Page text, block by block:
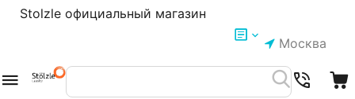
Stolzle официальный магазин
Москва